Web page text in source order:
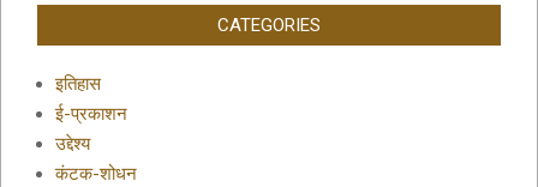
CATEGORIES
इतिहास
ई-प्रकाशन
उद्देश्य
कंटक-शोधन